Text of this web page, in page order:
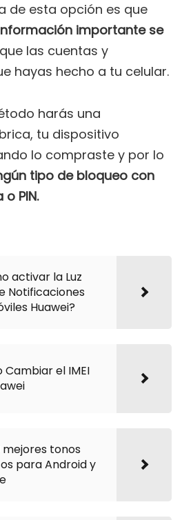
de esta opción es que
importante se
las cuentas y
hayas hecho a tu celular.
harás una
tu dispositivo
lo compraste y por lo
tipo de bloqueo con
PIN.
activar la Luz
Notificaciones
Huawei?
Cambiar el IMEI
mejores tonos
para Android y